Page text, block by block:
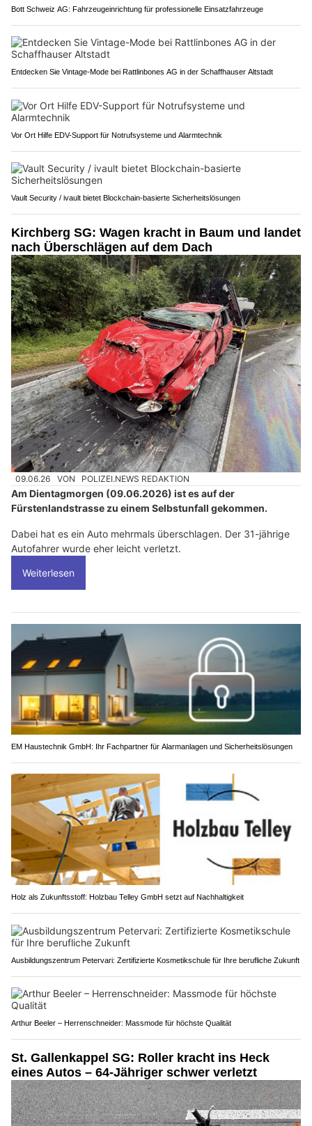
Bott Schweiz AG: Fahrzeugeinrichtung für professionelle Einsatzfahrzeuge
Entdecken Sie Vintage-Mode bei Rattlinbones AG in der Schaffhauser Altstadt
Vor Ort Hilfe EDV-Support für Notrufsysteme und Alarmtechnik
Vault Security / ivault bietet Blockchain-basierte Sicherheitslösungen
Kirchberg SG: Wagen kracht in Baum und landet
nach Überschlägen auf dem Dach
09.06.26 VON POLIZEI.NEWS REDAKTION
Am Dientagmorgen (09.06.2026) ist es auf der
Fürstenlandstrasse zu einem Selbstunfall gekommen.
Dabei hat es ein Auto mehrmals überschlagen. Der 31-jährige
Autofahrer wurde eher leicht verletzt.
Weiterlesen
EM Haustechnik GmbH: Ihr Fachpartner für Alarmanlagen und Sicherheitslösungen
Holz als Zukunftsstoff: Holzbau Telley GmbH setzt auf Nachhaltigkeit
Ausbildungszentrum Petervari: Zertifizierte Kosmetikschule für Ihre berufliche Zukunft
Arthur Beeler – Herrenschneider: Massmode für höchste Qualität
St. Gallenkappel SG: Roller kracht ins Heck
eines Autos – 64-Jähriger schwer verletzt